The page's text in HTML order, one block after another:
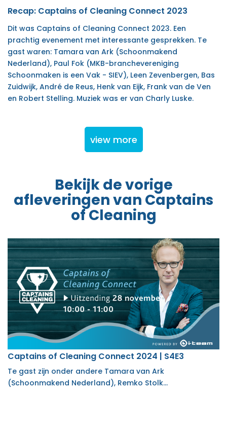
Recap: Captains of Cleaning Connect 2023
Dit was Captains of Cleaning Connect 2023. Een
prachtig evenement met interessante gesprekken. Te
gast waren: Tamara van Ark (Schoonmakend
Nederland), Paul Fok (MKB-branchevereniging
Schoonmaken is een Vak - SIEV), Leen Zevenbergen, Bas
Zuidwijk, André de Reus, Henk van Eijk, Frank van de Ven
en Robert Stelling. Muziek was er van Charly Luske.
view more
Bekijk de vorige
afleveringen van Captains
of Cleaning
Captains of Cleaning Connect 2024 | S4E3
Te gast zijn onder andere Tamara van Ark
(Schoonmakend Nederland), Remko Stolk…